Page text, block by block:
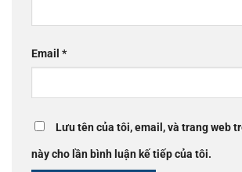
Email *
Lưu tên của tôi, email, và trang web
này cho lần bình luận kế tiếp của tôi.